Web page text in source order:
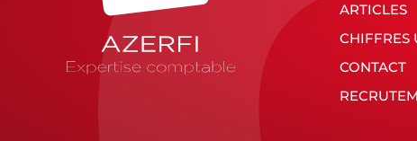
ARTICLES
CHIFFRES
CONTACT